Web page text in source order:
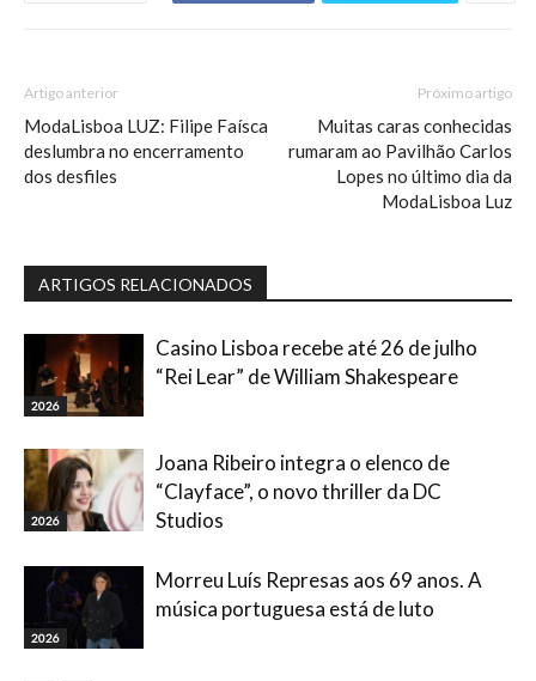
Artigo anterior
ModaLisboa LUZ: Filipe Faísca
deslumbra no encerramento
dos desfiles
Próximo artigo
Muitas caras conhecidas
rumaram ao Pavilhão Carlos
Lopes no último dia da
ModaLisboa Luz
ARTIGOS RELACIONADOS
2026
Casino Lisboa recebe até 26 de julho
“Rei Lear” de William Shakespeare
2026
Joana Ribeiro integra o elenco de
“Clayface”, o novo thriller da DC
Studios
2026
Morreu Luís Represas aos 69 anos. A
música portuguesa está de luto